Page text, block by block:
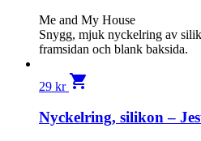
Me and My House
Snygg, mjuk nyckelring av
framsidan och blank baksida.
29 kr shopping_cart
Nyckelring, silikon –